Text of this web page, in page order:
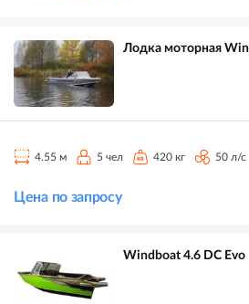
Лодка моторная
4.55 м 5 чел 420 кг 50 л/с
Цена по запросу
Windboat 4.6 DC Evo